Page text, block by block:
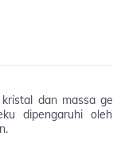
dan massa
dipengaruhi